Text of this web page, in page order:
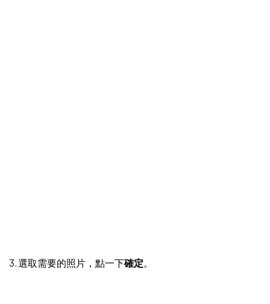
3. 選取需要的照片，點一下確定。